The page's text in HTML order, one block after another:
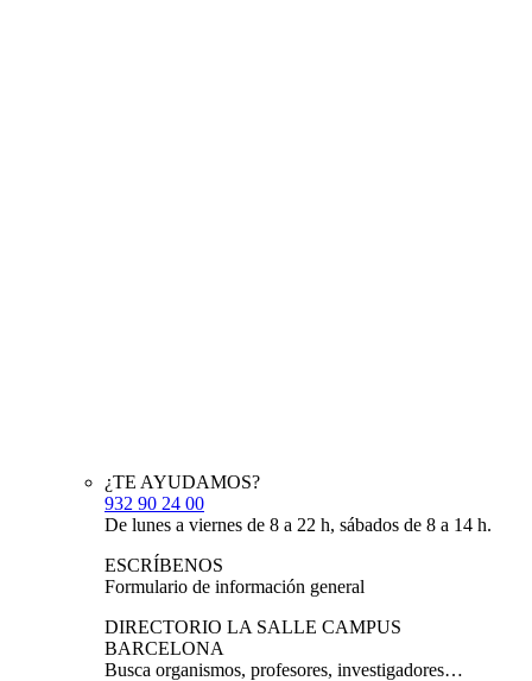
¿TE AYUDAMOS?
932 90 24 00
De lunes a viernes de 8 a 22 h, sábados de 8 a 14 h.
ESCRÍBENOS
Formulario de información general
DIRECTORIO LA SALLE CAMPUS
BARCELONA
Busca organismos, profesores, investigadores…